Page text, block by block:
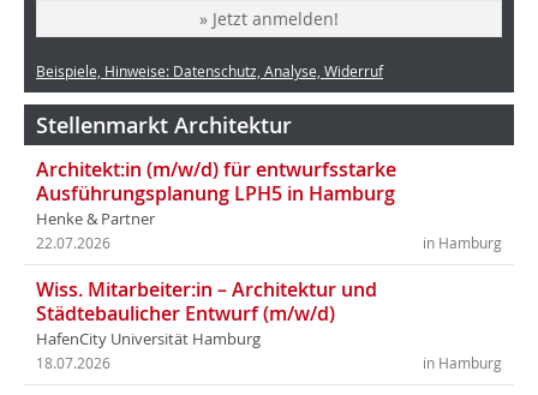
» Jetzt anmelden!
Beispiele, Hinweise: Datenschutz, Analyse, Widerruf
Stellenmarkt Architektur
Architekt:in (m/w/d) für entwurfsstarke
Ausführungsplanung LPH5 in Hamburg
Henke & Partner
in Hamburg
22.07.2026
Wiss. Mitarbeiter:in – Architektur und
Städtebaulicher Entwurf (m/w/d)
HafenCity Universität Hamburg
in Hamburg
18.07.2026